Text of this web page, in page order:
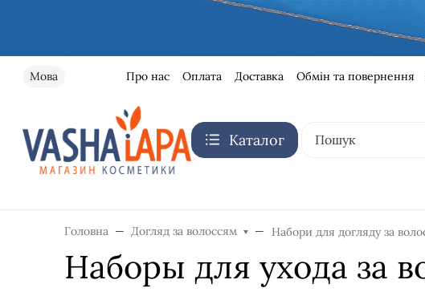
Мова Про нас Оплата Доставка Обмін та повернення
Каталог
Головна Догляд за волоссям Набори для догляду за
Наборы для ухода за